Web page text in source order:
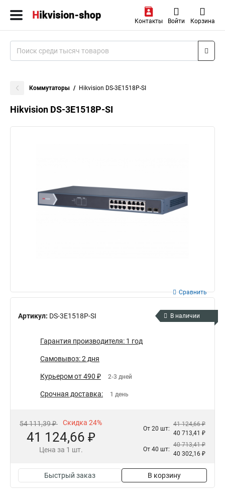
Контакты Войти Корзина
Коммутаторы Hikvision DS-3E1518P-SI
Hikvision DS-3E1518P-SI
Артикул: DS-3E1518P-SI
Сравнить
В наличии
Гарантия производителя: 1 год
Самовывоз: 2 дня
Курьером от 490 ₽ 2-3 дней
Срочная доставка: 1 день
54 111,39 ₽ Скидка 24%
41 124,66 ₽
Цена за 1 шт.
От 20 шт:
41 124,66 ₽
40 713,41 ₽
От 40 шт:
40 713,41 ₽
40 302,16 ₽
Быстрый заказ В корзину